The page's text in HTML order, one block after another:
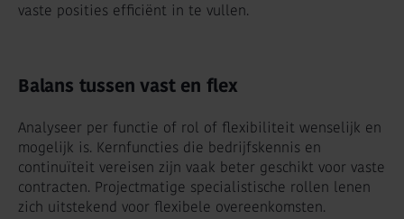
vaste posities efficiënt in te vullen.
Balans tussen vast en flex
Analyseer per functie of rol of flexibiliteit wenselijk en
mogelijk is. Kernfuncties die bedrijfskennis en
continuïteit vereisen zijn vaak beter geschikt voor vaste
contracten. Projectmatige specialistische rollen lenen
zich uitstekend voor flexibele overeenkomsten.